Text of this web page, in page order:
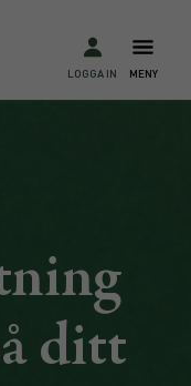
MENY
LOGGA IN
ditt